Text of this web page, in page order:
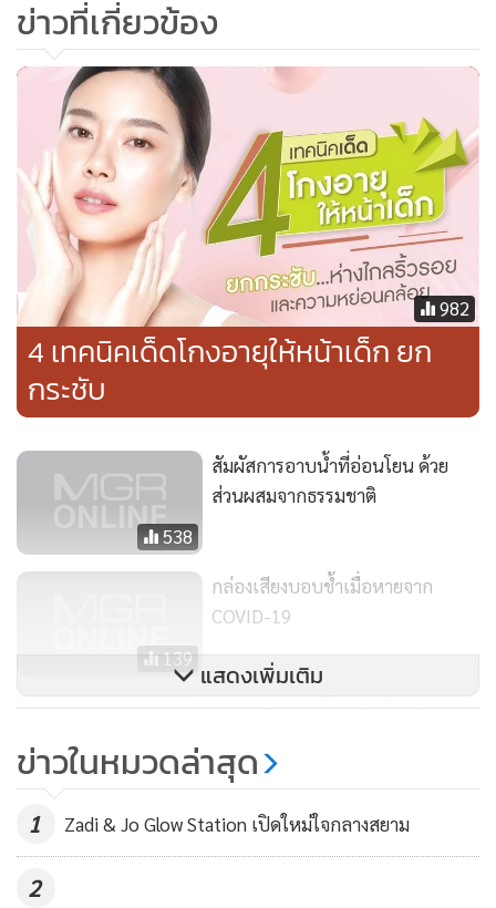
วิธีกระชับผิวหน้าด้วยตัวเอง
ส่วนใหญ่แล้วในช่วงนี้เราอาจยังคงต้อง Work From Home เพื่อ
เป็นการป้องกันดูแลตัวเองให้ปลอดภัยและลดความเสี่ยงต่าง ๆ
ในการที่จะออกไปเจอผู้คน นอกจากดูแลตัวเองแล้วยังจะต้อง
คอยหาวิธีการปรนนิบัติผิวสาระพัด ประคับประคองผิวหน้าด้วย
วิธีต่าง ๆ นานา เพราะไม่สามารถไปทำทรีทเม้นท์บำรุง หรือ
เลเซอร์ผิวหน้าที่คลินิกได้บ่อย ๆ เหมือนเมื่อก่อน การกระชับผิว
หน้าด้วยวิธีการบริหารกล้ามเนื้อบริเวณใบหน้าหรือการฝึกโยคะ
หน้า ก็เป็นอีกวิธีหนึ่งที่ได้รับความนิยม โดยหลักแล้วการบริหาร
กล้ามเนื้อหน้าอยู่เป็นประจำ จะช่วยทำให้เกิดความกระชับแข็ง
แรง แต่หากผิวสูญเสียความยืดหยุ่นมากเกินกว่าการบริหารโยคะ
หน้าจะช่วยฟื้นฟูผิวได้ ก็ต้องอาศัยเทคโนโลยียกกระชับในการก
อบกู้ผิว เพิ่มปริมาณคอลลาเจนกลับเข้าไปในชั้นผิว ลดความการ
หย่อนคล้อย ให้ผิวกลับมาเด้ง อิ่มฟู เรียบเนียน อีกครั้ง
การยกกระชับผิวหน้า ในปัจจุบันมีเครื่องมือยกกระชับผิวให้
ลงไปใต้ชั้นผิว เพื่อให้ลึกพอที่จะลงไปถึงชั้นผิวที่มีความเสียหาย
และกระตุ้นให้มีการเสริมสร้างปริมาณคอลลาเจนใหม่ทดแทน
รวมทั้งทำให้เส้นใยอิลาสติน ที่เกี่ยวข้องโดยตรงกับความยืดหยุ่น
ของผิวเกิดการหดตัว ช่วยดึงรั้งให้ผิวมีความกระชับมากยิ่งขึ้น
แต่ละเทคโนโลยีก็มีการพัฒนาและมีจุดเด่นที่แตกต่างออกไป ไม่
ข่าวที่เกี่ยวข้อง
982
4 เทคนิคเด็ดโกงอายุให้หน้าเด็ก ยก
กระชับ
538
สัมผัสการอาบน้ำที่อ่อนโยน ด้วย
ส่วนผสมจากธรรมชาติ
139
กล่องเสียงบอบช้ำเมื่อหายจาก
COVID-19
4,232
ประมวลภาพ : ม็อบ 15 สิงหา ปะทะ
แก๊สน้ำตาว่อน
แสดงเพิ่มเติม
ข่าวในหมวดล่าสุด
1 Zadi & Jo Glow Station เปิดใหม่ใจกลางสยาม
2